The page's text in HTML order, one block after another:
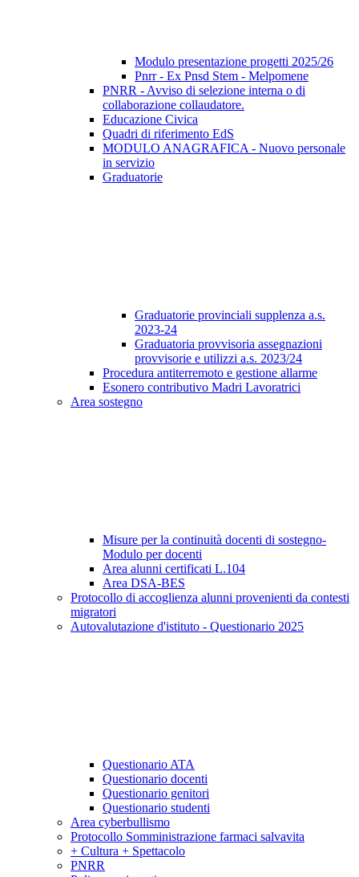
Modulo presentazione progetti 2025/26
Pnrr - Ex Pnsd Stem - Melpomene
PNRR - Avviso di selezione interna o di
collaborazione collaudatore.
Educazione Civica
Quadri di riferimento EdS
MODULO ANAGRAFICA - Nuovo personale
in servizio
Graduatorie
Graduatorie provinciali supplenza a.s.
2023-24
Graduatoria provvisoria assegnazioni
provvisorie e utilizzi a.s. 2023/24
Procedura antiterremoto e gestione allarme
Esonero contributivo Madri Lavoratrici
Area sostegno
Misure per la continuità docenti di sostegno-
Modulo per docenti
Area alunni certificati L.104
Area DSA-BES
Protocollo di accoglienza alunni provenienti da contesti
migratori
Autovalutazione d'istituto - Questionario 2025
Questionario ATA
Questionario docenti
Questionario genitori
Questionario studenti
Area cyberbullismo
Protocollo Somministrazione farmaci salvavita
+ Cultura + Spettacolo
PNRR